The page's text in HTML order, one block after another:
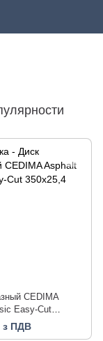
CEDIMA
Easy-Cut
з ПДВ